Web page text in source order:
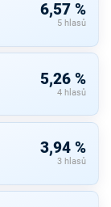
6,57 %
5 hlasů
5,26 %
4 hlasů
3,94 %
3 hlasů